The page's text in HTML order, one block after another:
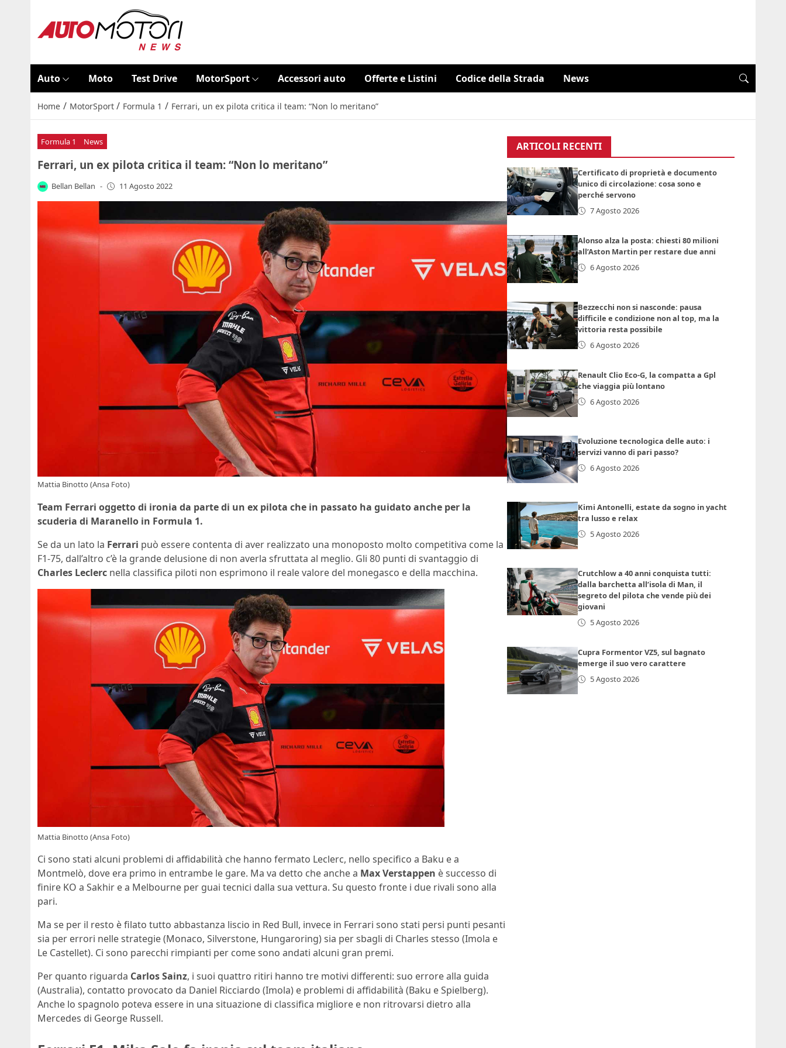
Auto Moto Test Drive MotorSport Accessori auto Offerte e Listini Codice della Strada News
Home / MotorSport / Formula 1 / Ferrari, un ex pilota critica il team: “Non lo meritano”
Formula 1 News
Ferrari, un ex pilota critica il team: “Non lo meritano”
Bellan Bellan - 11 Agosto 2022
Mattia Binotto (Ansa Foto)
Team Ferrari oggetto di ironia da parte di un ex pilota che in passato ha guidato anche per la
scuderia di Maranello in Formula 1.
Se da un lato la Ferrari può essere contenta di aver realizzato una monoposto molto competitiva come la
F1-75, dall’altro c’è la grande delusione di non averla sfruttata al meglio. Gli 80 punti di svantaggio di
Charles Leclerc nella classifica piloti non esprimono il reale valore del monegasco e della macchina.
Mattia Binotto (Ansa Foto)
Ci sono stati alcuni problemi di affidabilità che hanno fermato Leclerc, nello specifico a Baku e a
Montmelò, dove era primo in entrambe le gare. Ma va detto che anche a Max Verstappen è successo di
finire KO a Sakhir e a Melbourne per guai tecnici dalla sua vettura. Su questo fronte i due rivali sono alla
pari.
Ma se per il resto è filato tutto abbastanza liscio in Red Bull, invece in Ferrari sono stati persi punti pesanti
sia per errori nelle strategie (Monaco, Silverstone, Hungaroring) sia per sbagli di Charles stesso (Imola e
Le Castellet). Ci sono parecchi rimpianti per come sono andati alcuni gran premi.
Per quanto riguarda Carlos Sainz, i suoi quattro ritiri hanno tre motivi differenti: suo errore alla guida
(Australia), contatto provocato da Daniel Ricciardo (Imola) e problemi di affidabilità (Baku e Spielberg).
Anche lo spagnolo poteva essere in una situazione di classifica migliore e non ritrovarsi dietro alla
Mercedes di George Russell.
ARTICOLI RECENTI
Certificato di proprietà e documento
unico di circolazione: cosa sono e
perché servono
7 Agosto 2026
Alonso alza la posta: chiesti 80 milioni
all’Aston Martin per restare due anni
6 Agosto 2026
Bezzecchi non si nasconde: pausa
difficile e condizione non al top, ma la
vittoria resta possibile
6 Agosto 2026
Renault Clio Eco-G, la compatta a Gpl
che viaggia più lontano
6 Agosto 2026
Evoluzione tecnologica delle auto: i
servizi vanno di pari passo?
6 Agosto 2026
Kimi Antonelli, estate da sogno in yacht
tra lusso e relax
5 Agosto 2026
Crutchlow a 40 anni conquista tutti:
dalla barchetta all’isola di Man, il
segreto del pilota che vende più dei
giovani
5 Agosto 2026
Cupra Formentor VZ5, sul bagnato
emerge il suo vero carattere
5 Agosto 2026